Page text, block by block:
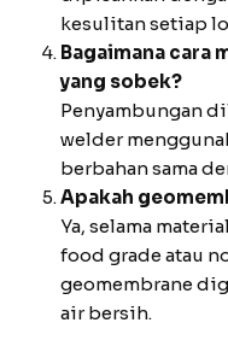
kesulitan setiap
Bagaimana cara
yang sobek?
Penyambungan
welder
berbahan sama
Apakah
Ya, selama
food grade atau
geomembrane
air bersih.